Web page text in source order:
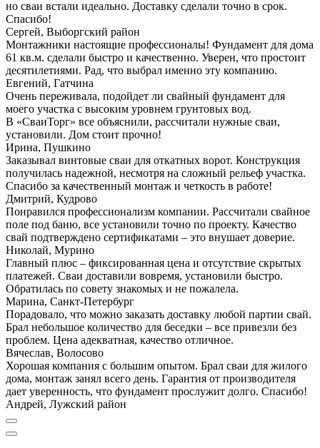
но сваи встали идеально. Доставку сделали точно в срок.
Спасибо!
Сергей, Выборгский район
Монтажники настоящие профессионалы! Фундамент для дома
61 кв.м. сделали быстро и качественно. Уверен, что простоит
десятилетиями. Рад, что выбрал именно эту компанию.
Евгений, Гатчина
Очень переживала, подойдет ли свайный фундамент для
моего участка с высоким уровнем грунтовых вод.
В «СваиТорг» все объяснили, рассчитали нужные сваи,
установили. Дом стоит прочно!
Ирина, Пушкино
Заказывал винтовые сваи для откатных ворот. Конструкция
получилась надежной, несмотря на сложный рельеф участка.
Спасибо за качественный монтаж и четкость в работе!
Дмитрий, Кудрово
Понравился профессионализм компании. Рассчитали свайное
поле под баню, все установили точно по проекту. Качество
свай подтверждено сертификатами – это внушает доверие.
Николай, Мурино
Главный плюс – фиксированная цена и отсутствие скрытых
платежей. Сваи доставили вовремя, установили быстро.
Обратилась по совету знакомых и не пожалела.
Марина, Санкт-Петербург
Порадовало, что можно заказать доставку любой партии свай.
Брал небольшое количество для беседки – все привезли без
проблем. Цена адекватная, качество отличное.
Вячеслав, Волосово
Хорошая компания с большим опытом. Брал сваи для жилого
дома, монтаж занял всего день. Гарантия от производителя
дает уверенность, что фундамент прослужит долго. Спасибо!
Андрей, Лужский район